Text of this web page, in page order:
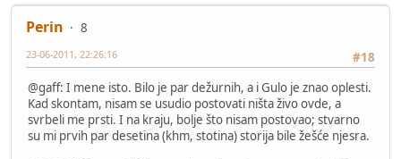
Perin
8
#18
23-06-2011, 22:26:16
@gaff: I mene isto. Bilo je par dežurnih, a i Gulo je znao oplesti.
Kad skontam, nisam se usudio postovati ništa živo ovde, a
svrbeli me prsti. I na kraju, bolje što nisam postovao; stvarno
su mi prvih par desetina (khm, stotina) storija bile žešće njesra.